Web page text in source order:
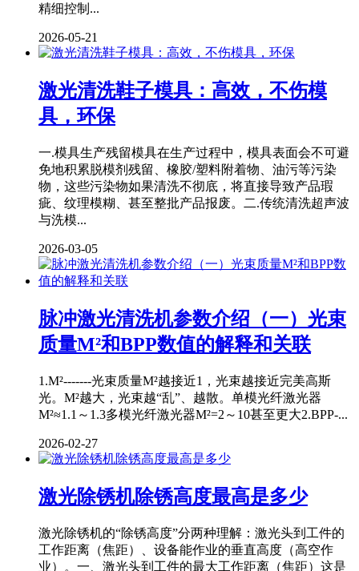
精细控制...
2026-05-21
激光清洗鞋子模具：高效，不伤模
具，环保
一.模具生产残留模具在生产过程中，模具表面会不可避
免地积累脱模剂残留、橡胶/塑料附着物、油污等污染
物，这些污染物如果清洗不彻底，将直接导致产品瑕
疵、纹理模糊、甚至整批产品报废。二.传统清洗超声波
与洗模...
2026-03-05
脉冲激光清洗机参数介绍（一）光束
质量M²和BPP数值的解释和关联
1.M²-------光束质量M²越接近1，光束越接近完美高斯
光。M²越大，光束越“乱”、越散。单模光纤激光器
M²≈1.1～1.3多模光纤激光器M²=2～10甚至更大2.BPP-...
2026-02-27
激光除锈机除锈高度最高是多少
激光除锈机的“除锈高度”分两种理解：激光头到工件的
工作距离（焦距）、设备能作业的垂直高度（高空作
业）。一、激光头到工件的最大工作距离（焦距）这是